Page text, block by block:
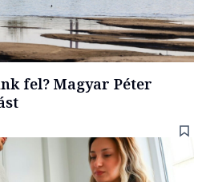
fel? Magyar Péter